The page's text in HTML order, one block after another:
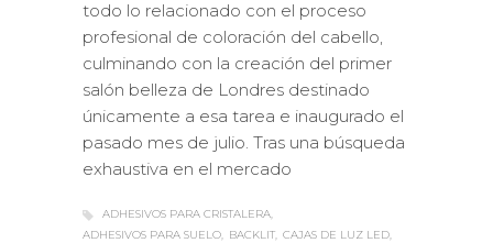
todo lo relacionado con el proceso
profesional de coloración del cabello,
culminando con la creación del primer
salón belleza de Londres destinado
únicamente a esa tarea e inaugurado el
pasado mes de julio. Tras una búsqueda
exhaustiva en el mercado
ADHESIVOS PARA CRISTALERA
ADHESIVOS PARA SUELO
BACKLIT CAJAS DE LUZ LED